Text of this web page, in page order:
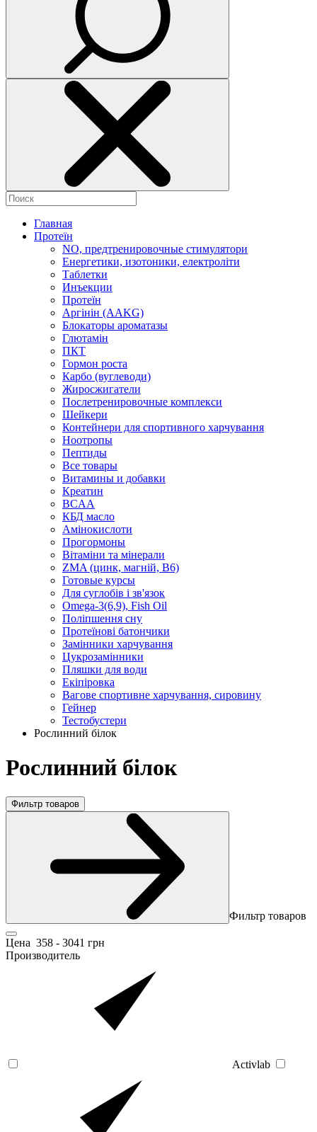
Главная
Протеїн
NO, предтренировочные стимулятори
Енергетики, изотоники, електроліти
Таблетки
Инъекции
Протеїн
Аргінін (AAKG)
Блокаторы ароматазы
Глютамін
ПКТ
Гормон роста
Карбо (вуглеводи)
Жиросжигатели
Послетренировочные комплекси
Шейкери
Контейнери для спортивного харчування
Ноотропы
Пептиды
Все товары
Витамины и добавки
Креатин
BCAA
КБД масло
Амінокислоти
Прогормоны
Вітаміни та мінерали
ZMA (цинк, магній, В6)
Готовые курсы
Для суглобів і зв'язок
Omega-3(6,9), Fish Oil
Поліпшення сну
Протеїнові батончики
Замінники харчування
Цукрозамінники
Пляшки для води
Екіпіровка
Вагове спортивне харчування, сировину
Гейнер
Тестобустери
Рослинний білок
Рослинний білок
Фильтр товаров
Фильтр товаров
Цена 358 - 3041 грн
Производитель
Activlab